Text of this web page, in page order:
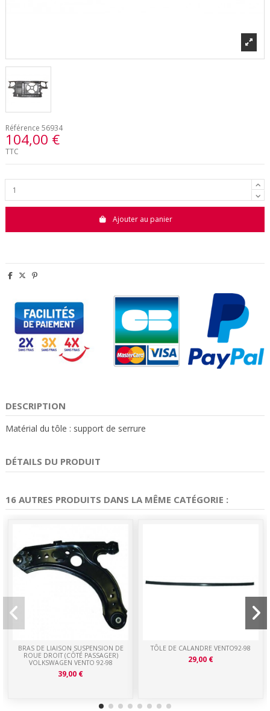
Référence 56934
104,00 €
TTC
Ajouter au panier
DESCRIPTION
Matérial du tôle : support de serrure
DÉTAILS DU PRODUIT
16 AUTRES PRODUITS DANS LA MÊME CATÉGORIE :
BRAS DE LIAISON SUSPENSION DE
ROUE DROIT (CÔTÉ PASSAGER)
VOLKSWAGEN VENTO 92-98
39,00 €
TÔLE DE CALANDRE VENTO92-98
29,00 €